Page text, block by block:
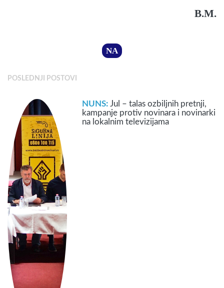
B.M.
NA
POSLEDNJI POSTOVI
NUNS:Jul – talas ozbiljnih pretnji,
kampanje protiv novinara i novinarki
na lokalnim televizijama